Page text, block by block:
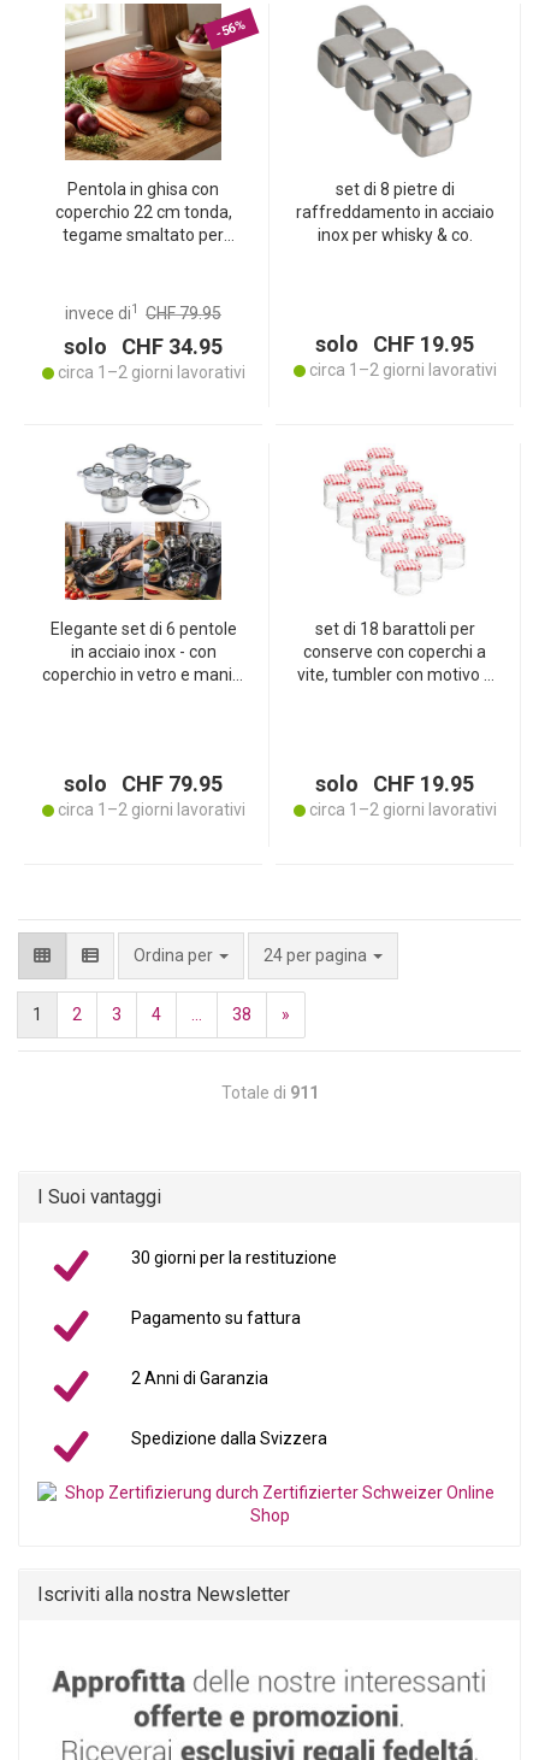
-56%
Pentola in ghisa con
coperchio 22 cm tonda,
tegame smaltato per
cottura come induzione,
resistente al forno
invece di1 CHF 79.95
solo CHF 34.95
circa 1–2 giorni lavorativi
set di 8 pietre di
raffreddamento in acciaio
inox per whisky & co.
solo CHF 19.95
circa 1–2 giorni lavorativi
Elegante set di 6 pentole
in acciaio inox - con
coperchio in vetro e manici
solo CHF 79.95
circa 1–2 giorni lavorativi
set di 18 barattoli per
conserve con coperchi a
vite, tumbler con motivo a
solo CHF 19.95
circa 1–2 giorni lavorativi
Ordina per 24 per pagina
1 2 3 4 38 »
Totale di 911
I Suoi vantaggi
30 giorni per la restituzione
Pagamento su fattura
2 Anni di Garanzia
Spedizione dalla Svizzera
Iscriviti alla nostra Newsletter